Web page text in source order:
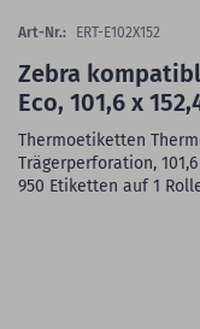
Zebra
Eco, 101,6 x
Thermoetiketten
Trägerperforation,
950 Etiketten auf 1
Art-Nr.: ERT-E102X152